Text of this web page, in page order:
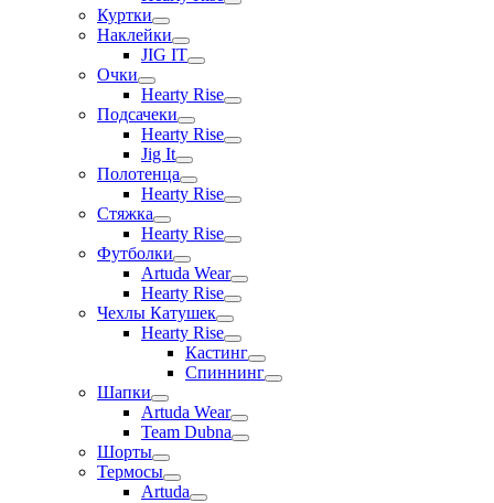
Куртки
Наклейки
JIG IT
Очки
Hearty Rise
Подсачеки
Hearty Rise
Jig It
Полотенца
Hearty Rise
Стяжка
Hearty Rise
Футболки
Artuda Wear
Hearty Rise
Чехлы Катушек
Hearty Rise
Кастинг
Спиннинг
Шапки
Artuda Wear
Team Dubna
Шорты
Термосы
Artuda